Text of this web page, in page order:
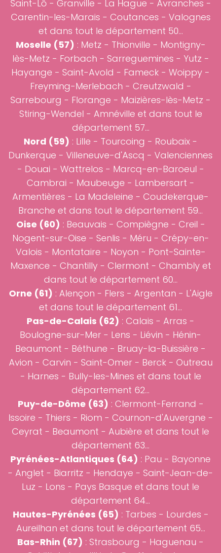
Saint-Lô - Granville - La Hague - Avranches -
Carentin-les-Marais - Coutances - Valognes
et dans tout le département 50...
Moselle (57) : Metz - Thionville - Montigny-
lès-Metz - Forbach - Sarreguemines - Yutz -
Hayange - Saint-Avold - Fameck - Woippy -
Freyming-Merlebach - Creutzwald -
Sarrebourg - Florange - Maizières-lès-Metz -
Stiring-Wendel - Amnéville et dans tout le
département 57...
Nord (59) : Lille - Tourcoing - Roubaix -
Dunkerque - Villeneuve-d'Ascq - Valenciennes
- Douai - Wattrelos - Marcq-en-Baroeul -
Cambrai - Maubeuge - Lambersart -
Armentières - La Madeleine - Coudekerque-
Branche et dans tout le département 59...
Oise (60) : Beauvais - Compiègne - Creil -
Nogent-sur-Oise - Senlis - Méru - Crépy-en-
Valois - Montataire - Noyon - Pont-Sainte-
Maxence - Chantilly - Clermont - Chambly et
dans tout le département 60...
Orne (61) : Alençon - Flers - Argentan - L'Aigle
et dans tout le département 61...
Pas-de-Calais (62) : Calais - Arras -
Boulogne-sur-Mer - Lens - Liévin - Hénin-
Beaumont - Béthune - Bruay-la-Buissière -
Avion - Carvin - Saint-Omer - Berck - Outreau
- Harnes - Bully-les-Mines et dans tout le
département 62...
Puy-de-Dôme (63) : Clermont-Ferrand -
Issoire - Thiers - Riom - Cournon-d'Auvergne -
Ceyrat - Beaumont - Aubière et dans tout le
département 63...
Pyrénées-Atlantiques (64) : Pau - Bayonne
- Anglet - Biarritz - Hendaye - Saint-Jean-de-
Luz - Lons - Pays Basque et dans tout le
département 64...
Hautes-Pyrénées (65) : Tarbes - Lourdes -
Aureilhan et dans tout le département 65...
Bas-Rhin (67) : Strasbourg - Haguenau -